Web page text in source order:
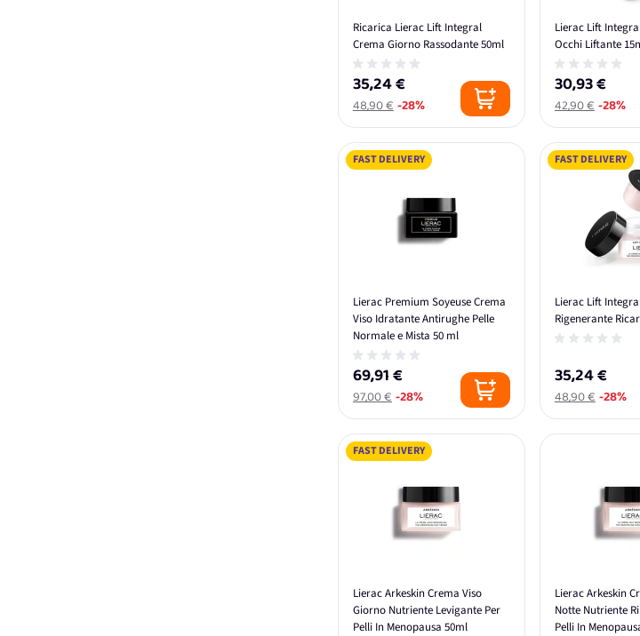
Ricarica Lierac Lift Integral
Crema Giorno Rassodante 50ml
35,24 €
48,90 €-28%
Lierac Lift
Occhi Liftante
30,93 €
42,90 €-28%
FAST DELIVERY
Lierac Premium Soyeuse Crema
Viso Idratante Antirughe Pelle
Normale e Mista 50 ml
69,91 €
97,00 €-28%
FAST DELIVERY
Lierac Lift
Rigenerante
35,24 €
48,90 €-28%
FAST DELIVERY
Lierac Arkeskin Crema Viso
Giorno Nutriente Levigante Per
Pelli In Menopausa 50ml
Lierac Arkeskin
Notte Nutriente
Pelli In